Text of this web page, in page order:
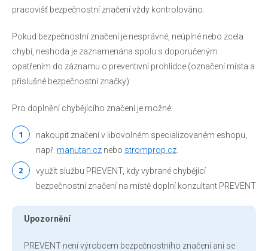
pracovišť bezpečnostní značení vždy kontrolováno.
Pokud bezpečnostní značení je nesprávné, neúplné nebo zcela
chybí, neshoda je zaznamenána spolu s doporučeným
opatřením do záznamu o preventivní prohlídce (označení místa a
příslušné bezpečnostní značky).
Pro doplnění chybějícího značení je možné:
nakoupit značení v libovolném specializovaném eshopu,
např. manutan.cz nebo stromprop.cz
využít službu PREVENT, kdy vybrané chybějící
bezpečnostní značení na místě doplní konzultant PREVENT
Upozornění
PREVENT není výrobcem bezpečnostního značení ani se